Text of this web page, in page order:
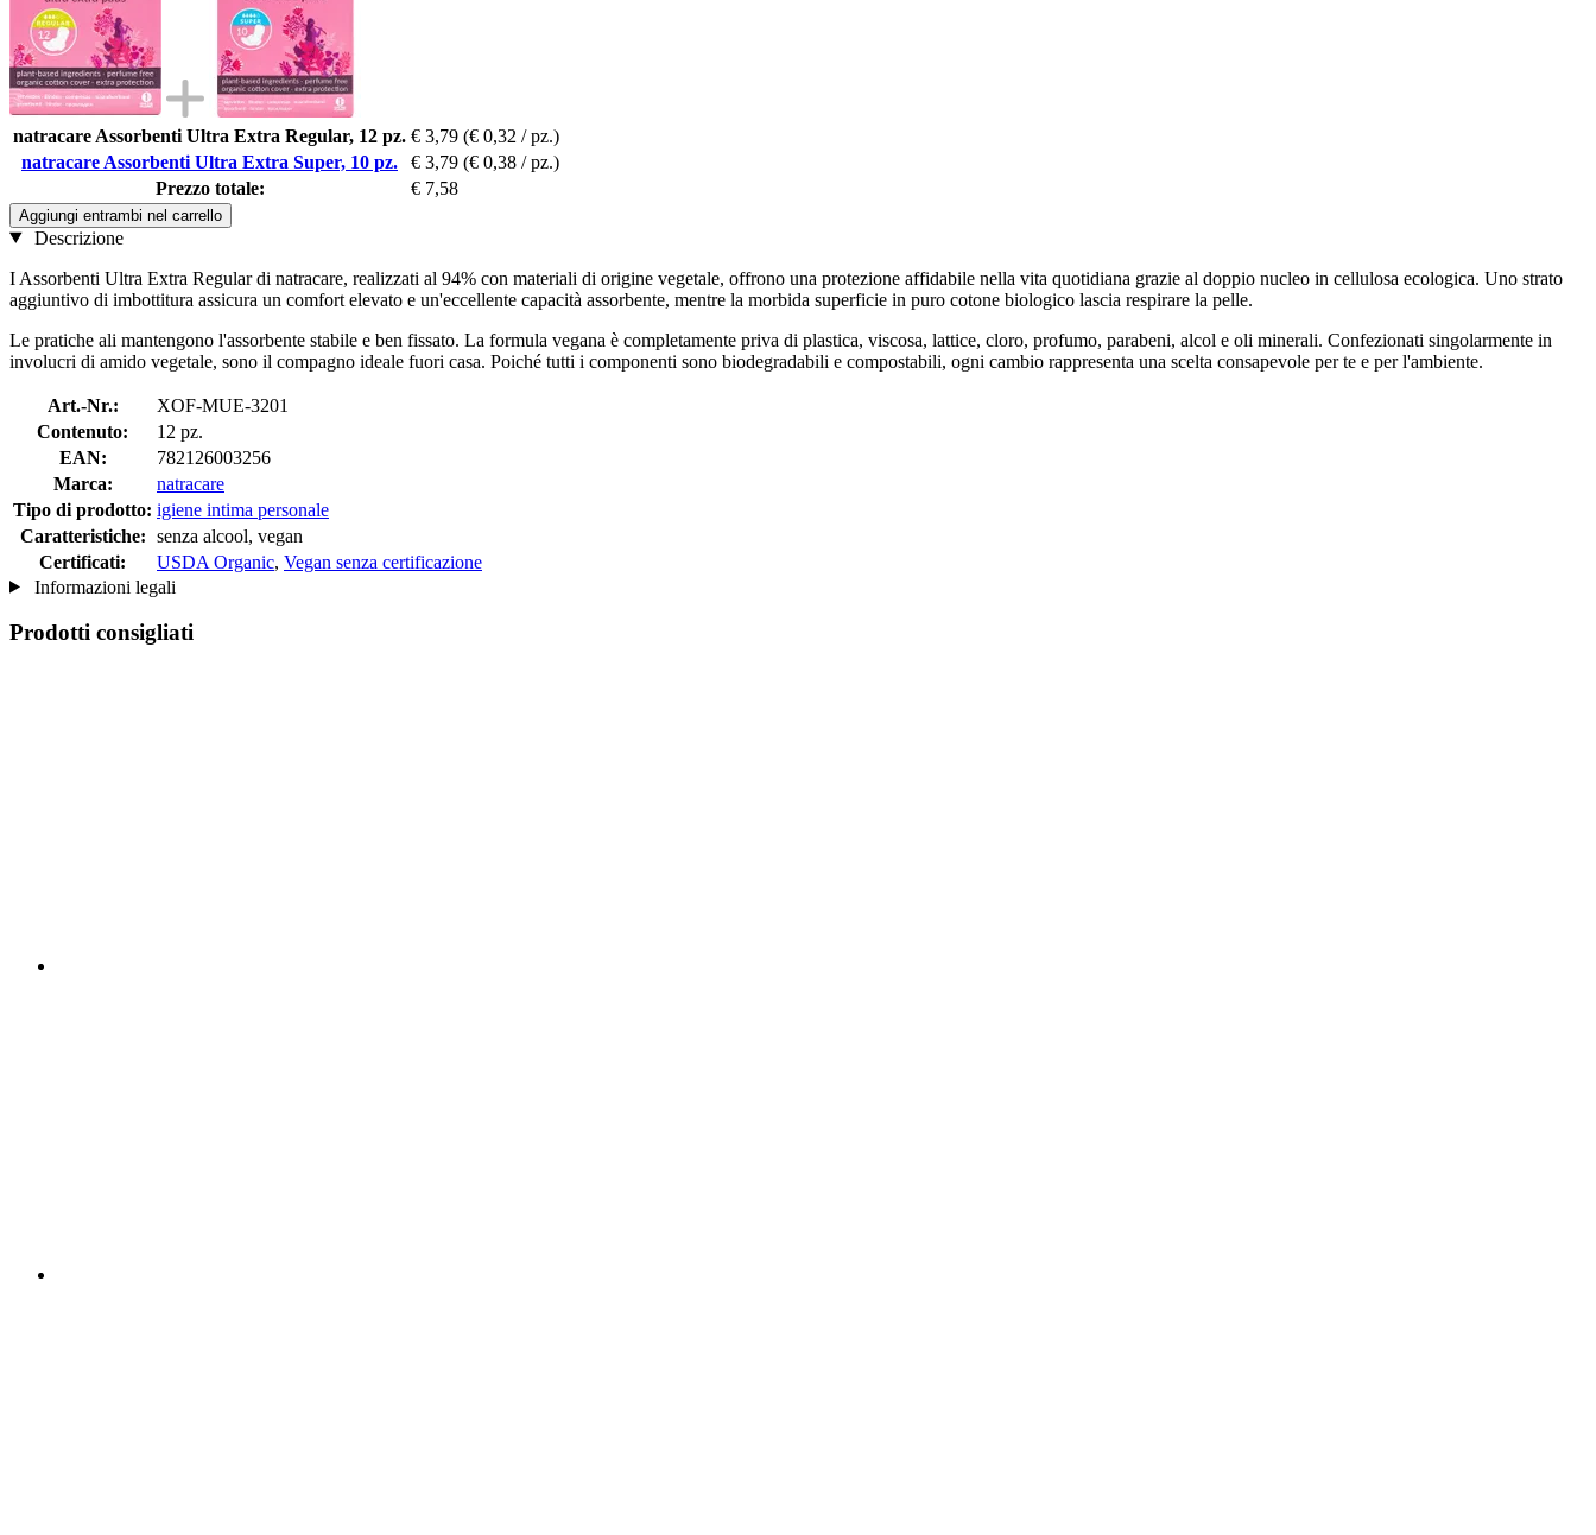
natracare Assorbenti Ultra Extra Regular, 12 pz. € 3,79 (€ 0,32 / pz.)
natracare Assorbenti Ultra Extra Super, 10 pz.
€ 3,79 (€ 0,38 / pz.)
Prezzo totale:
€ 7,58
Aggiungi entrambi nel carrello
Descrizione
I Assorbenti Ultra Extra Regular di natracare, realizzati al 94% con materiali di origine vegetale, offrono una protezione affidabile nella vita quotidiana grazie al doppio nucleo in cellulosa ecologica. Uno strato
aggiuntivo di imbottitura assicura un comfort elevato e un'eccellente capacità assorbente, mentre la morbida superficie in puro cotone biologico lascia respirare la pelle.
Le pratiche ali mantengono l'assorbente stabile e ben fissato. La formula vegana è completamente priva di plastica, viscosa, lattice, cloro, profumo, parabeni, alcol e oli minerali. Confezionati singolarmente in
involucri di amido vegetale, sono il compagno ideale fuori casa. Poiché tutti i componenti sono biodegradabili e compostabili, ogni cambio rappresenta una scelta consapevole per te e per l'ambiente.
Art.-Nr.:
XOF-MUE-3201
Contenuto:
12 pz.
EAN:
782126003256
Marca:
natracare
Tipo di prodotto: igiene intima personale
Caratteristiche: senza alcool, vegan
Certificati:
USDA Organic, Vegan senza certificazione
Informazioni legali
Prodotti consigliati